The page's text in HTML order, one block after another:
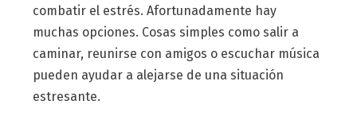
combatir el estrés. Afortunadamente hay
muchas opciones. Cosas simples como salir a
caminar, reunirse con amigos o escuchar música
pueden ayudar a alejarse de una situación
estresante.